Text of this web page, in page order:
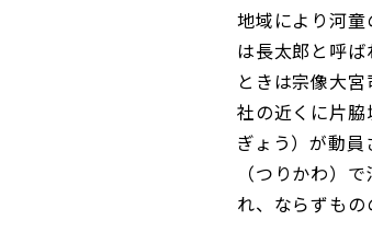
地域により河
は長太郎と呼ば
ときは宗像大
社の近くに片
ぎょう）が動
（つりかわ）
れ、ならずもの